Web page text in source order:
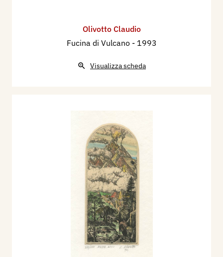
Olivotto Claudio
Fucina di Vulcano - 1993
Visualizza scheda